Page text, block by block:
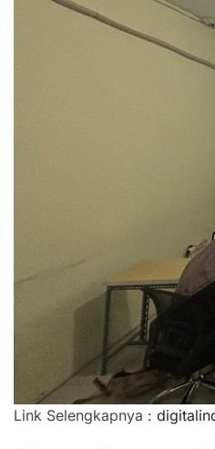
Link Selengkapnya :